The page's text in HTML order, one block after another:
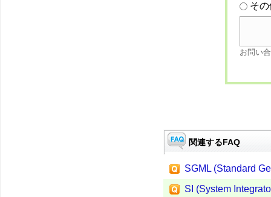
そ
お問い
関連するFAQ
SGML (Standard
SI (System